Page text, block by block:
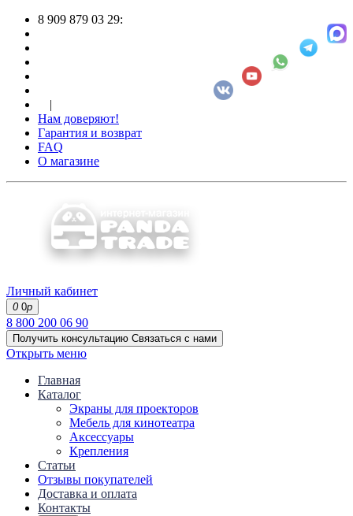
8 909 879 03 29:
|
Нам доверяют!
Гарантия и возврат
FAQ
О магазине
Личный кабинет
0 0р
8 800 200 06 90
Получить консультацию Связаться с нами
Открыть меню
Главная
Каталог
Экраны для проекторов
Mебель для кинотеатра
Аксессуары
Крепления
Статьи
Отзывы покупателей
Доставка и оплата
Контакты